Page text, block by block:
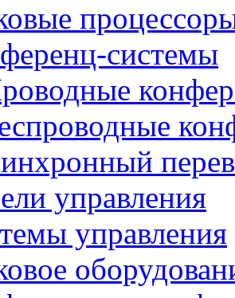
системы
управления
управления